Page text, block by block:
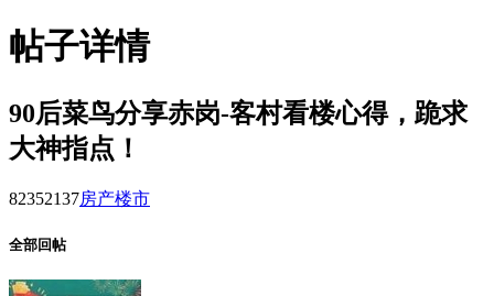
帖子详情
90后菜鸟分享赤岗-客村看楼心得，跪求
大神指点！
82352137房产楼市
全部回帖